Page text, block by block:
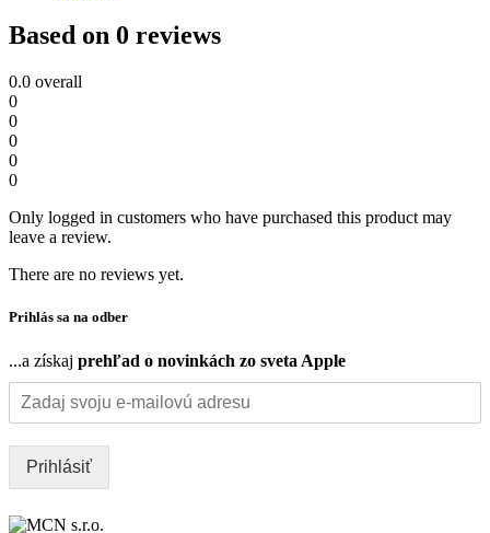
Based on 0 reviews
0.0 overall
0
0
0
0
0
Only logged in customers who have purchased this product may
leave a review.
There are no reviews yet.
Prihlás sa na odber
...a získaj prehľad o novinkách zo sveta Apple
Prihlásiť